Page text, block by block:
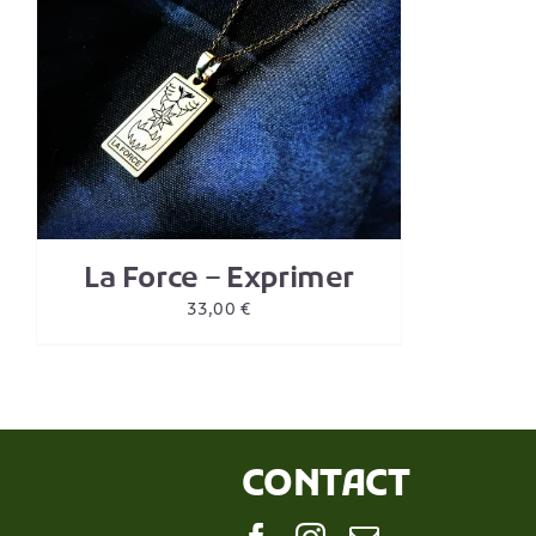
La Force – Exprimer
33,00€
CONTACT